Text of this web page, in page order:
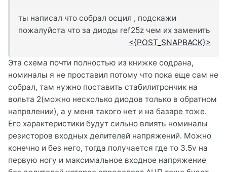
ты написал что собрал осцил , подскажи
пожалуйста что за диоды ref25z чем их заменить
<{POST_SNAPBACK}>
Эта схема почти полностью из книжке содрана,
номиналы я не проставил потому что пока еще сам не
собрал, там нужно поставить стабилитрончик на
вольта 2(можно несколько диодов только в обратном
напрвлении), а у меня такого нет и на базаре тоже.
Его характеристики будут сильно влиять номиналы
резисторов входных делителей напряжений. Можно
конечно и без него, тогда получается где то 3.5v на
первую ногу и максимальное входное напряжение